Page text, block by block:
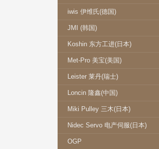
iwis 伊维氏(德国)
JMI (韩国)
Koshin 东方工进(日本)
Met-Pro 美宝(美国)
Leister 莱丹(瑞士)
Loncin 隆鑫(中国)
Miki Pulley 三木(日本)
Nidec Servo 电产伺服(日本)
OGP